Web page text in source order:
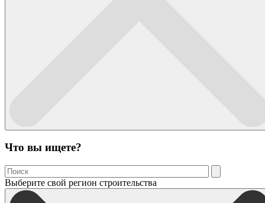
Что вы ищете?
Выберите свой регион строительства